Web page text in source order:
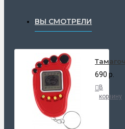
ВЫ СМОТРЕЛИ
690 р.
В
корзину